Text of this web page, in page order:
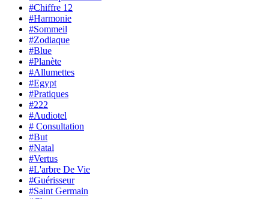
#Chiffre 12
#Harmonie
#Sommeil
#Zodiaque
#Blue
#Planète
#Allumettes
#Egypt
#Pratiques
#222
#Audiotel
# Consultation
#But
#Natal
#Vertus
#L'arbre De Vie
#Guérisseur
#Saint Germain